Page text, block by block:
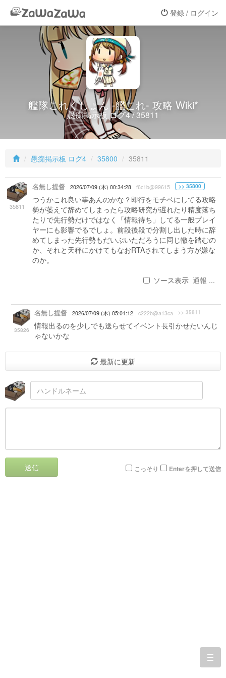
登録 / ログイン
艦隊これくしょん -艦これ- 攻略 Wiki*
愚痴掲示板 ログ4 / 35811
愚痴掲示板 ログ4 35800 35811
35811
名無し提督 2026/07/09 (木) 00:34:28 f6c1b@99615 >> 35800
つうかこれ良い事あんのかな？即行をモチベにしてる攻略
勢が萎えて辞めてしまったら攻略研究が遅れたり精度落ち
たりで先行勢だけではなく「情報待ち」してる一般プレイ
ヤーにも影響でるでしょ。前段後段で分割し出した時に辞
めてしまった先行勢もだいぶいただろうに同じ轍を踏むの
か、それと天秤にかけてもなおRTAされてしまう方が嫌な
のか。
ソース表示 通報 ...
35826
名無し提督 2026/07/09 (木) 05:01:12 c222b@a13ca >> 35811
情報出るのを少しでも送らせてイベント長引かせたいんじ
ゃないかな
最新に更新
送信 こっそり Enterを押して送信